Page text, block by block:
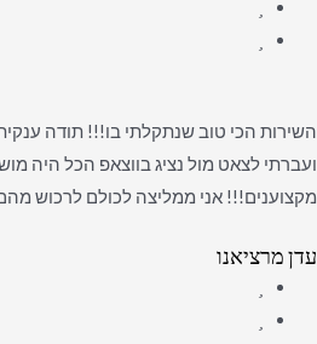
השירות הכי טוב שנתקלתי בו!!! תודה
ועברתי לצאט מול נציג בווצאפ הכל היה
מקצוענים!!! אני ממליצה לכולם לרכוש
עדן מרציאנו